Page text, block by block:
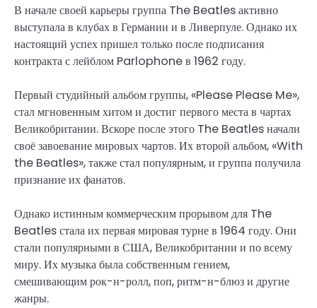
В начале своей карьеры группа The Beatles активно
выступала в клубах в Германии и в Ливерпуле. Однако их
настоящий успех пришел только после подписания
контракта с лейблом Parlophone в 1962 году.
Первый студийный альбом группы, «Please Please Me»,
стал мгновенным хитом и достиг первого места в чартах
Великобритании. Вскоре после этого The Beatles начали
своё завоевание мировых чартов. Их второй альбом, «With
the Beatles», также стал популярным, и группа получила
признание их фанатов.
Однако истинным коммерческим прорывом для The
Beatles стала их первая мировая турне в 1964 году. Они
стали популярными в США, Великобритании и по всему
миру. Их музыка была собственным гением,
смешивающим рок-н-ролл, поп, ритм-н-блюз и другие
жанры.